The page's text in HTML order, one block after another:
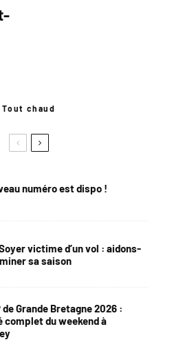
Tout chaud
numéro est dispo !
victime d’un vol : aidons-
sa saison
de Grande Bretagne 2026 :
complet du weekend à